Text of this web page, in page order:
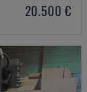
20.500 €